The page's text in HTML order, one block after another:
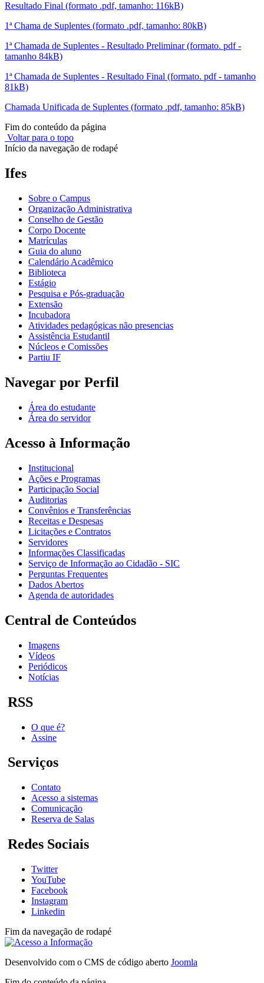
Resultado Final (formato .pdf, tamanho: 116kB)
1ª Chama de Suplentes (formato .pdf, tamanho: 80kB)
1ª Chamada de Suplentes - Resultado Preliminar (formato. pdf -
tamanho 84kB)
1ª Chamada de Suplentes - Resultado Final (formato. pdf - tamanho
81kB)
Chamada Unificada de Suplentes (formato .pdf, tamanho: 85kB)
Fim do conteúdo da página
Voltar para o topo
Início da navegação de rodapé
Ifes
Sobre o Campus
Organização Administrativa
Conselho de Gestão
Corpo Docente
Matrículas
Guia do aluno
Calendário Acadêmico
Biblioteca
Estágio
Pesquisa e Pós-graduação
Extensão
Incubadora
Atividades pedagógicas não presencias
Assistência Estudantil
Núcleos e Comissões
Partiu IF
Navegar por Perfil
Área do estudante
Área do servidor
Acesso à Informação
Institucional
Ações e Programas
Participação Social
Auditorias
Convênios e Transferências
Receitas e Despesas
Licitações e Contratos
Servidores
Informações Classificadas
Serviço de Informação ao Cidadão - SIC
Perguntas Frequentes
Dados Abertos
Agenda de autoridades
Central de Conteúdos
Imagens
Vídeos
Periódicos
Notícias
RSS
O que é?
Assine
Serviços
Contato
Acesso a sistemas
Comunicação
Reserva de Salas
Redes Sociais
Twitter
YouTube
Facebook
Instagram
Linkedin
Fim da navegação de rodapé
Desenvolvido com o CMS de código aberto Joomla